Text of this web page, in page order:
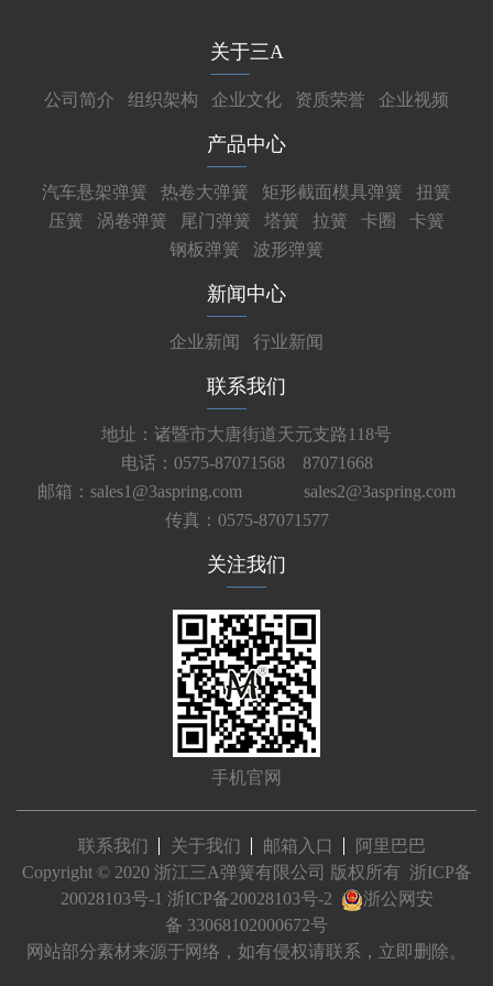
关于三A
公司简介 组织架构 企业文化 资质荣誉 企业视频
产品中心
汽车悬架弹簧 热卷大弹簧 矩形截面模具弹簧
扭簧
压簧
涡卷弹簧 尾门弹簧 塔簧 拉簧 卡圈
卡簧
钢板弹簧
波形弹簧
新闻中心
企业新闻 行业新闻
联系我们
地址：诸暨市大唐街道天元支路118号
电话：0575-87071568 87071668
邮箱：sales1@3aspring.com
sales2@3aspring.com
传真：0575-87071577
关注我们
手机官网
联系我们 关于我们 邮箱入口
阿里巴巴
Copyright © 2020 浙江三A弹簧有限公司 版权所有 浙ICP备
20028103号-1 浙ICP备20028103号-2
浙公网安
备 33068102000672号
网站部分素材来源于网络，如有侵权请联系，立即删除。